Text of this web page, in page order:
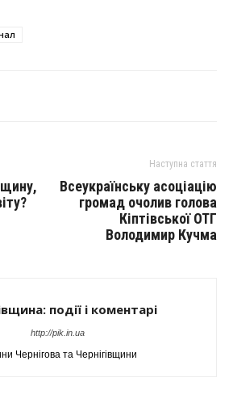
Наступна стаття
Всеукраїнську асоціацію
громад очолив голова
Кіптівської ОТГ
Володимир Кучма
події і коментарі
http://pik.in.ua
Чернігова та Чернігівщини